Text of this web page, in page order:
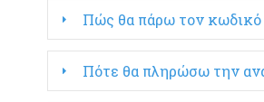
Πώς θα πάρω τον κωδικό
Πότε θα πληρώσω την